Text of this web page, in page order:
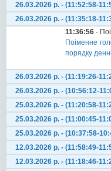
26.03.2026 р. - (11:52:58-
26.03.2026 р. - (11:35:18-
11:36:56 -
Поіменне
порядку
26.03.2026 р. - (11:19:26-
26.03.2026 р. - (10:56:12-
25.03.2026 р. - (11:20:58-
25.03.2026 р. - (11:00:45-
25.03.2026 р. - (10:37:58-
12.03.2026 р. - (11:58:49-
12.03.2026 р. - (11:18:46-